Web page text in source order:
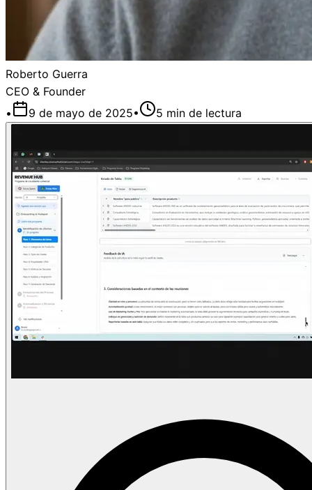
Roberto Guerra
CEO & Founder
•
9 de mayo de 2025• 5 min de lectura